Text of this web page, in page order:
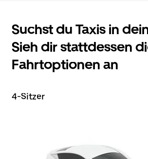
Suchst du Taxis in
Sieh dir stattdessen
Fahrtoptionen an
4-Sitzer